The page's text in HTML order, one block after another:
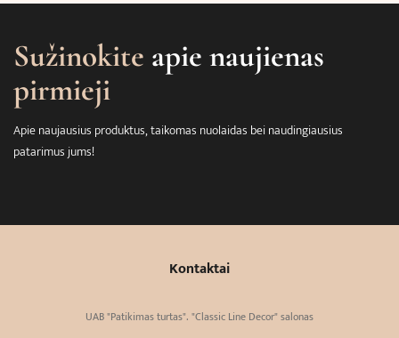
Sužinokite apie naujienas
pirmieji
Apie naujausius produktus, taikomas nuolaidas bei naudingiausius
patarimus jums!
Kontaktai
UAB "Patikimas turtas". "Classic Line Decor" salonas